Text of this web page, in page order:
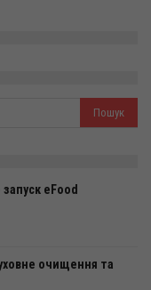
eFood
очищення та